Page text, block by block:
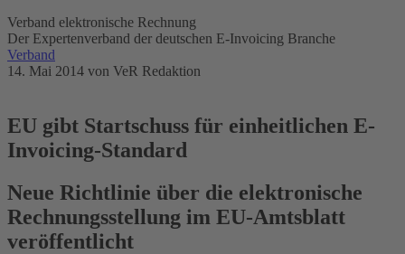
Verband elektronische Rechnung
Der Expertenverband der deutschen E-Invoicing Branche
Verband
14. Mai 2014 von VeR Redaktion
EU gibt Startschuss für einheitlichen E-
Invoicing-Standard
Neue Richtlinie über die elektronische
Rechnungsstellung im EU-Amtsblatt
veröffentlicht